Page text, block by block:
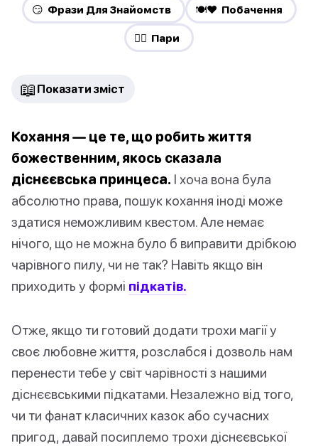
😏 Фрази Для Знайомств 🍽️❤️ Побачення
❤️‍🔥 Пари
📖 Показати зміст
Кохання — це те, що робить життя
божественним, якось сказала
діснєєвська принцеса. І хоча вона була
абсолютно права, пошук кохання іноді може
здатися неможливим квестом. Але немає
нічого, що не можна було б виправити дрібкою
чарівного пилу, чи не так? Навіть якщо він
приходить у формі підкатів.
Отже, якщо ти готовий додати трохи магії у
своє любовне життя, розслабся і дозволь нам
перенести тебе у світ чарівності з нашими
діснєєвськими підкатами. Незалежно від того,
чи ти фанат класичних казок або сучасних
пригод, давай посиплемо трохи діснєєвської